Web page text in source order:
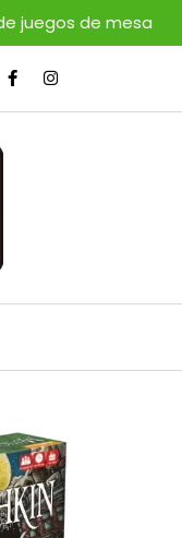
juegos de mesa